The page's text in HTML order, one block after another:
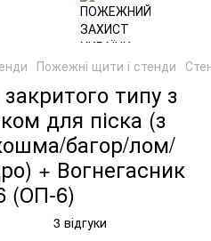
Пожежні щити і стенди
типу з
для піска (з
багор/лом/
+ Вогнегасник
(ОП-6)
3 відгуки